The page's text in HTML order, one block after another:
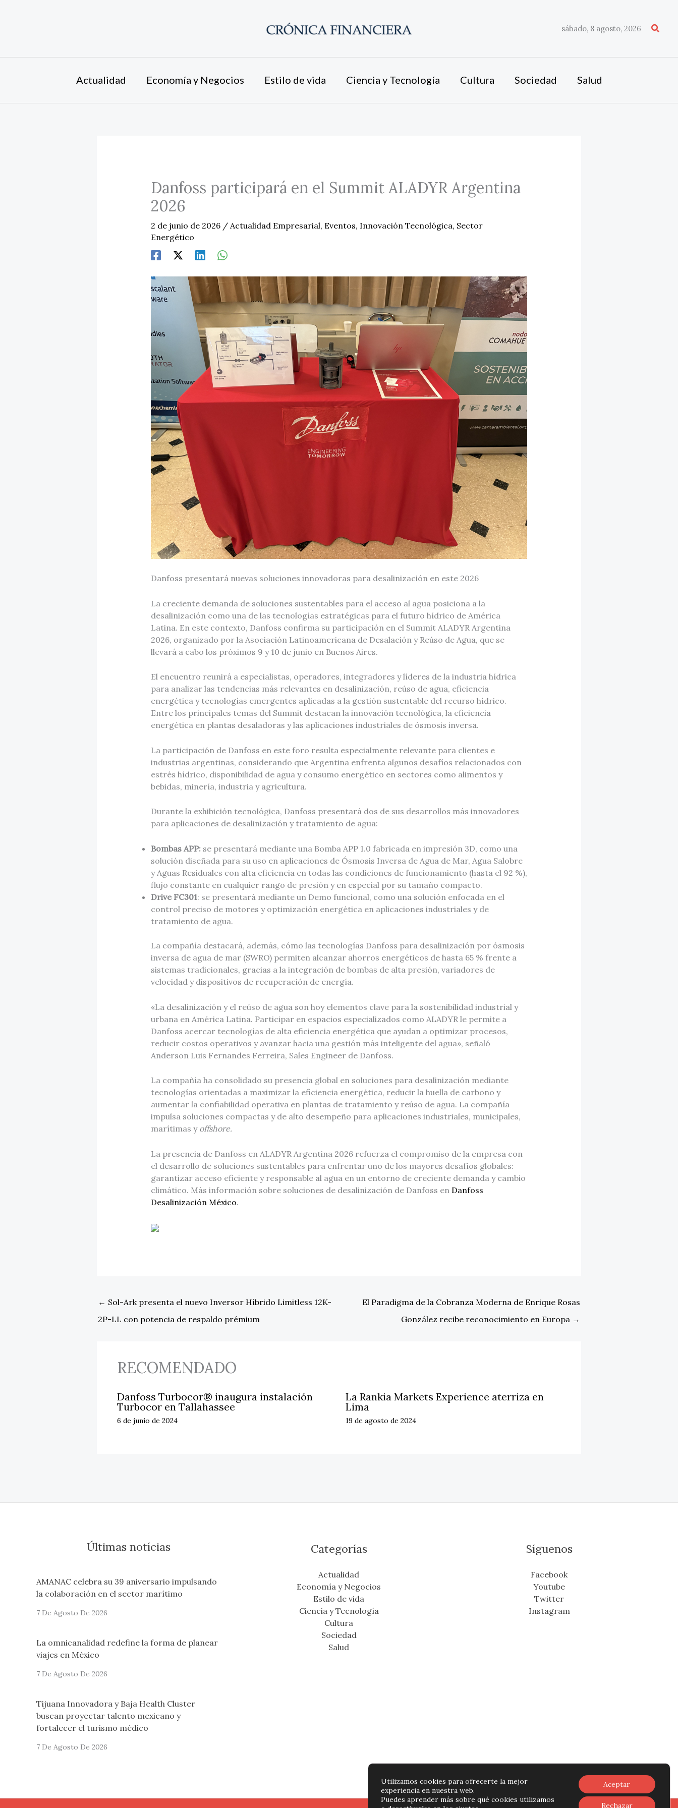
sábado, 8 agosto, 2026
Actualidad Economía y Negocios Estilo de vida Ciencia y Tecnología Cultura Sociedad Salud
Danfoss participará en el Summit ALADYR Argentina
2026
2 de junio de 2026 / Actualidad Empresarial, Eventos, Innovación Tecnológica, Sector
Energético
Danfoss presentará nuevas soluciones innovadoras para desalinización en este 2026
La creciente demanda de soluciones sustentables para el acceso al agua posiciona a la
desalinización como una de las tecnologías estratégicas para el futuro hídrico de América
Latina. En este contexto, Danfoss confirma su participación en el Summit ALADYR Argentina
2026, organizado por la Asociación Latinoamericana de Desalación y Reúso de Agua, que se
llevará a cabo los próximos 9 y 10 de junio en Buenos Aires.
El encuentro reunirá a especialistas, operadores, integradores y líderes de la industria hídrica
para analizar las tendencias más relevantes en desalinización, reúso de agua, eficiencia
energética y tecnologías emergentes aplicadas a la gestión sustentable del recurso hídrico.
Entre los principales temas del Summit destacan la innovación tecnológica, la eficiencia
energética en plantas desaladoras y las aplicaciones industriales de ósmosis inversa.
La participación de Danfoss en este foro resulta especialmente relevante para clientes e
industrias argentinas, considerando que Argentina enfrenta algunos desafíos relacionados con
estrés hídrico, disponibilidad de agua y consumo energético en sectores como alimentos y
bebidas, minería, industria y agricultura.
Durante la exhibición tecnológica, Danfoss presentará dos de sus desarrollos más innovadores
para aplicaciones de desalinización y tratamiento de agua:
Bombas APP:se presentará mediante una Bomba APP 1.0 fabricada en impresión 3D, como una
solución diseñada para su uso en aplicaciones de Ósmosis Inversa de Agua de Mar, Agua Salobre
y Aguas Residuales con alta eficiencia en todas las condiciones de funcionamiento (hasta el 92 %),
flujo constante en cualquier rango de presión y en especial por su tamaño compacto.
Drive FC301: se presentará mediante un Demo funcional, como una solución enfocada en el
control preciso de motores y optimización energética en aplicaciones industriales y de
tratamiento de agua.
La compañía destacará, además, cómo las tecnologías Danfoss para desalinización por ósmosis
inversa de agua de mar (SWRO) permiten alcanzar ahorros energéticos de hasta 65 % frente a
sistemas tradicionales, gracias a la integración de bombas de alta presión, variadores de
velocidad y dispositivos de recuperación de energía.
«La desalinización y el reúso de agua son hoy elementos clave para la sostenibilidad industrial y
urbana en América Latina. Participar en espacios especializados como ALADYR le permite a
Danfoss acercar tecnologías de alta eficiencia energética que ayudan a optimizar procesos,
reducir costos operativos y avanzar hacia una gestión más inteligente del agua», señaló
Anderson Luis Fernandes Ferreira, Sales Engineer de Danfoss.
La compañía ha consolidado su presencia global en soluciones para desalinización mediante
tecnologías orientadas a maximizar la eficiencia energética, reducir la huella de carbono y
aumentar la confiabilidad operativa en plantas de tratamiento y reúso de agua. La compañía
impulsa soluciones compactas y de alto desempeño para aplicaciones industriales, municipales,
marítimas y offshore.
La presencia de Danfoss en ALADYR Argentina 2026 refuerza el compromiso de la empresa con
el desarrollo de soluciones sustentables para enfrentar uno de los mayores desafíos globales:
garantizar acceso eficiente y responsable al agua en un entorno de creciente demanda y cambio
climático. Más información sobre soluciones de desalinización de Danfoss en Danfoss
Desalinización México.
← Sol-Ark presenta el nuevo Inversor Híbrido Limitless 12K-
2P-LL con potencia de respaldo prémium
El Paradigma de la Cobranza Moderna de Enrique Rosas
González recibe reconocimiento en Europa →
RECOMENDADO
Danfoss Turbocor® inaugura instalación
Turbocor en Tallahassee
6 de junio de 2024
La Rankia Markets Experience aterriza en
Lima
19 de agosto de 2024
Últimas notícias
AMANAC celebra su 39 aniversario impulsando
la colaboración en el sector marítimo
7 De Agosto De 2026
La omnicanalidad redefine la forma de planear
viajes en México
7 De Agosto De 2026
Tijuana Innovadora y Baja Health Cluster
buscan proyectar talento mexicano y
fortalecer el turismo médico
7 De Agosto De 2026
Categorías
Actualidad
Economía y Negocios
Estilo de vida
Ciencia y Tecnología
Cultura
Sociedad
Salud
Síguenos
Facebook
Youtube
Twitter
Instagram
Utilizamos cookies para ofrecerte la mejor
experiencia en nuestra web.
Puedes aprender más sobre qué cookies utilizamos
Aceptar
Rechazar